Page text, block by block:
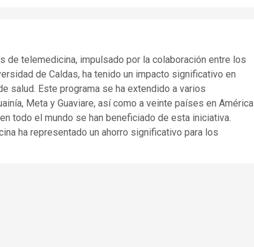
telemedicina, impulsado por la colaboración entre los
de Caldas, ha tenido un impacto significativo en
salud. Este programa se ha extendido a varios
Meta y Guaviare, así como a veinte países en América
todo el mundo se han beneficiado de esta iniciativa.
ha representado un ahorro significativo para los